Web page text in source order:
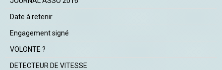
Date à retenir
Engagement signé
VOLONTE ?
DETECTEUR DE VITESSE